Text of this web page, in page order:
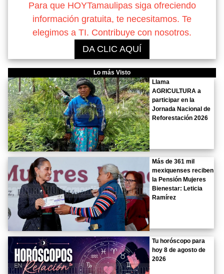
Para que HOYTamaulipas siga ofreciendo
información gratuita, te necesitamos. Te
elegimos a TI. Contribuye con nosotros.
DA CLIC AQUÍ
Lo más Visto
Llama
AGRICULTURA a
participar en la
Jornada Nacional de
Reforestación 2026
Más de 361 mil
mexiquenses reciben
la Pensión Mujeres
Bienestar: Leticia
Ramírez
Tu horóscopo para
hoy 8 de agosto de
2026